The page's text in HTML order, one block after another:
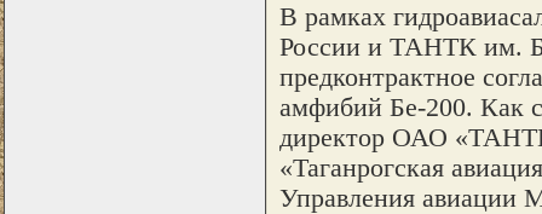
В рамках
России и ТАНТК им.
предконтрактное
амфибий Бе-200. Как
директор ОАО
«Таганрогская
Управления авиации